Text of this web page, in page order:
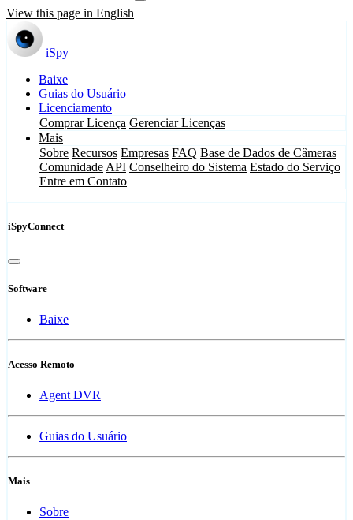
View this page in English
iSpy
Baixe
Guias do Usuário
Licenciamento
Comprar Licença Gerenciar Licenças
Mais
Sobre Recursos Empresas FAQ Base de Dados de Câmeras
Comunidade API Conselheiro do Sistema Estado do Serviço
Entre em Contato
iSpyConnect
Software
Baixe
Acesso Remoto
Agent DVR
Guias do Usuário
Mais
Sobre